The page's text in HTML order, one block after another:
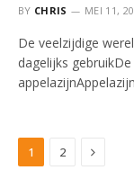
BY CHRIS MEI 11,
De veelzijdige
dagelijks
1 2 Next